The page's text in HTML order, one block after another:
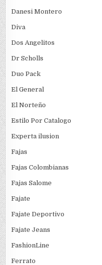
Danesi Montero
Diva
Dos Angelitos
Dr Scholls
Duo Pack
El General
El Norteño
Estilo Por Catalogo
Experta ilusion
Fajas
Fajas Colombianas
Fajas Salome
Fajate
Fajate Deportivo
Fajate Jeans
FashionLine
Ferrato